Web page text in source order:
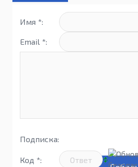
Имя *:
Email *:
Подписка:
Код *: